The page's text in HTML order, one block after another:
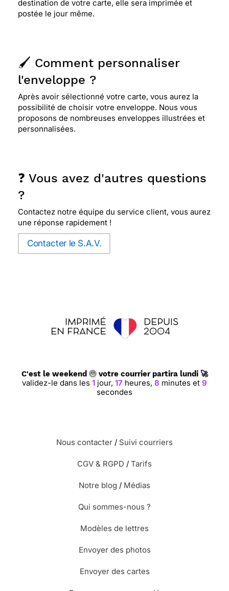
destination de votre carte, elle sera imprimée et
postée le jour même.
🖌️ Comment personnaliser
l'enveloppe ?
Après avoir sélectionné votre carte, vous aurez la
possibilité de choisir votre enveloppe. Nous vous
proposons de nombreuses enveloppes illustrées et
personnalisées.
❓ Vous avez d'autres questions
?
Contactez notre équipe du service client, vous aurez
une réponse rapidement !
Contacter le S.A.V.
C'est le weekend votre courrier partira lundi 🚀
validez-le dans les 1 jour, 17 heures, 8 minutes et 8
secondes
Nous contacter / Suivi courriers
CGV & RGPD / Tarifs
Notre blog / Médias
Qui sommes-nous ?
Modèles de lettres
Envoyer des photos
Envoyer des cartes